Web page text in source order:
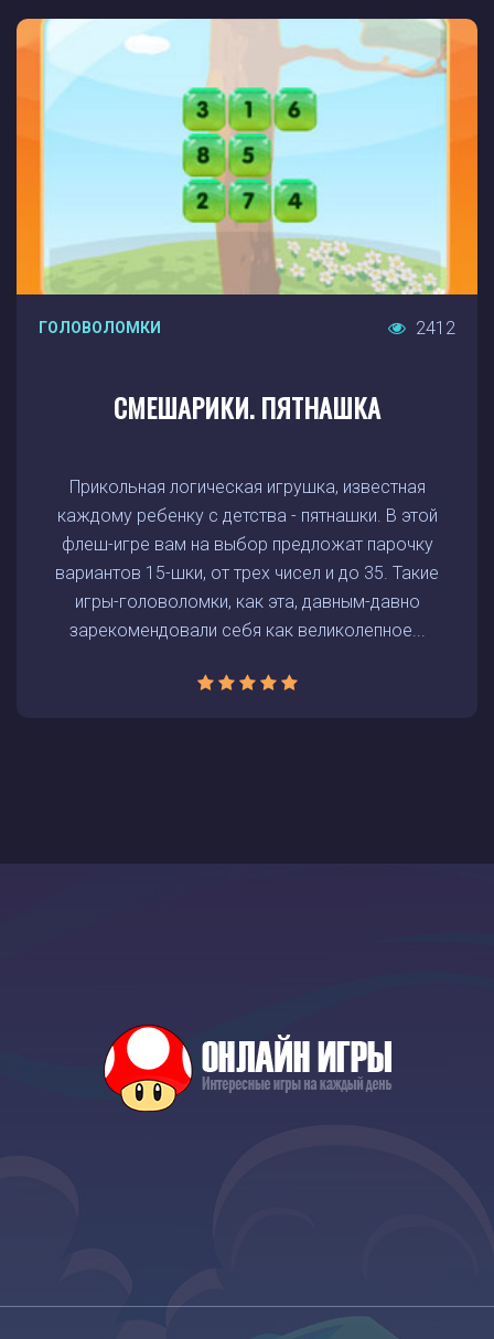
ГОЛОВОЛОМКИ 2412
СМЕШАРИКИ. ПЯТНАШКА
Прикольная логическая игрушка, известная
каждому ребенку с детства - пятнашки. В этой
флеш-игре вам на выбор предложат парочку
вариантов 15-шки, от трех чисел и до 35. Такие
игры-головоломки, как эта, давным-давно
зарекомендовали себя как великолепное...